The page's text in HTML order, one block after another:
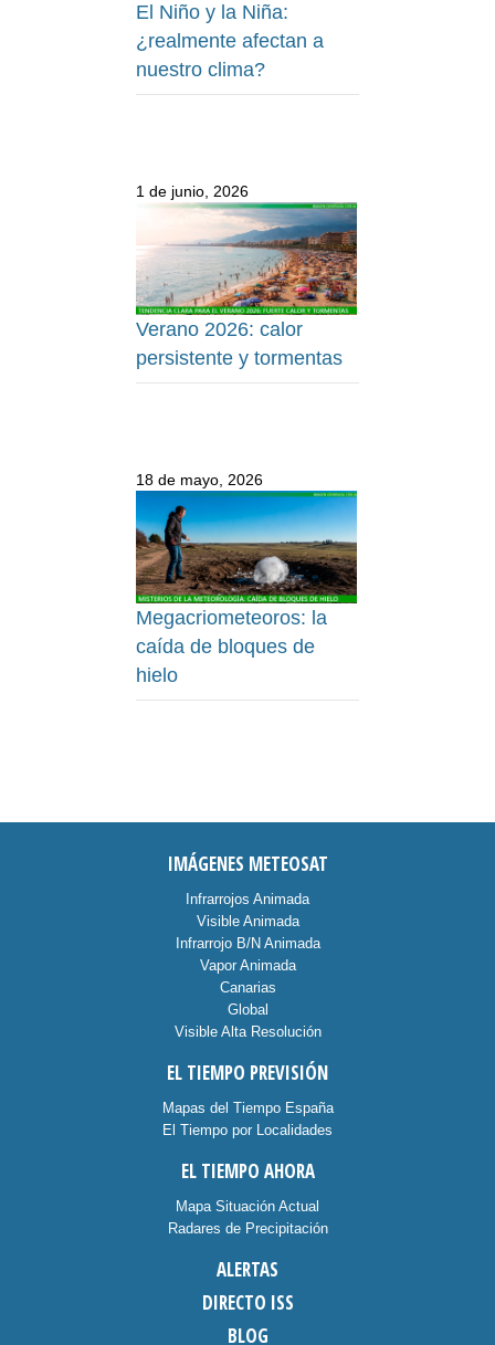
El Niño y la Niña:
¿realmente afectan a
nuestro clima?
1 de junio, 2026
Verano 2026: calor
persistente y tormentas
18 de mayo, 2026
Megacriometeoros: la
caída de bloques de
hielo
IMÁGENES METEOSAT
Infrarrojos Animada
Visible Animada
Infrarrojo B/N Animada
Vapor Animada
Canarias
Global
Visible Alta Resolución
EL TIEMPO PREVISIÓN
Mapas del Tiempo España
El Tiempo por Localidades
EL TIEMPO AHORA
Mapa Situación Actual
Radares de Precipitación
ALERTAS
DIRECTO ISS
BLOG